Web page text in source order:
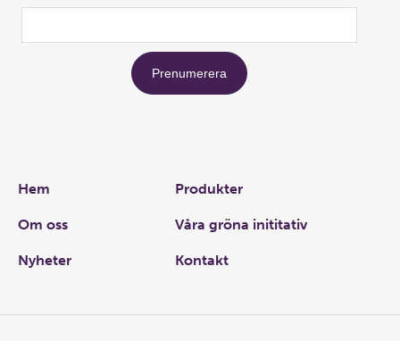
Links
Hem Produkter
Om oss Våra gröna inititativ
Nyheter Kontakt